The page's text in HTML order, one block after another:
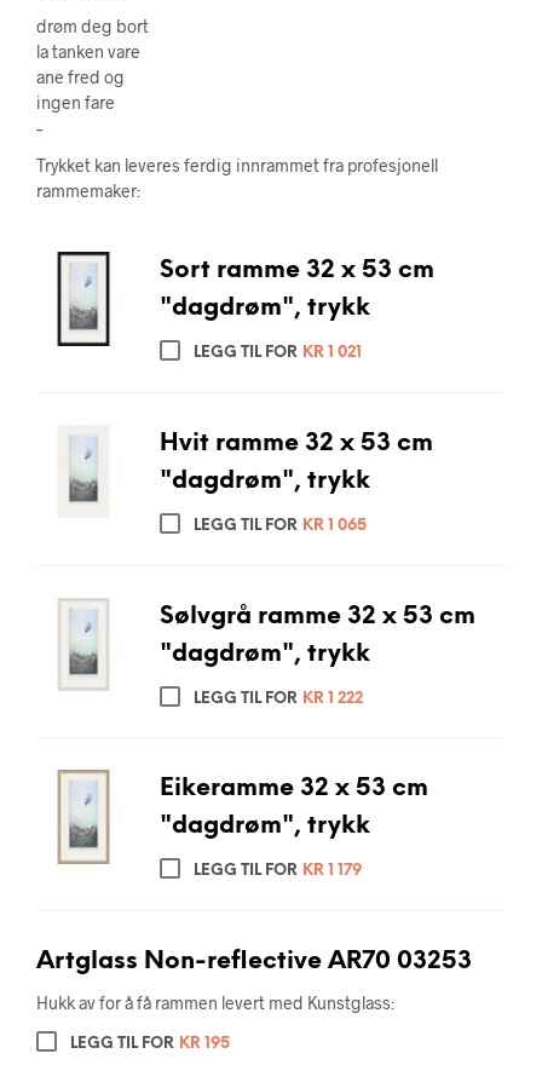
drøm deg bort
la tanken vare
ane fred og
ingen fare
–
Trykket kan leveres ferdig innrammet fra profesjonell
rammemaker:
Sort ramme 32 x 53 cm
"dagdrøm", trykk
LEGG TIL FOR KR1 021
Hvit ramme 32 x 53 cm
"dagdrøm", trykk
LEGG TIL FOR KR1 065
Sølvgrå ramme 32 x 53 cm
"dagdrøm", trykk
LEGG TIL FOR KR 1 222
Eikeramme 32 x 53 cm
"dagdrøm", trykk
LEGG TIL FOR KR1 179
Artglass Non-reflective AR70 03253
Hukk av for å få rammen levert med Kunstglass:
LEGG TIL FOR KR 195